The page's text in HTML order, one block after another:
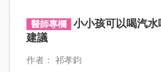
醫師專欄
小小孩可以喝汽
建議
作者： 祁孝鈞